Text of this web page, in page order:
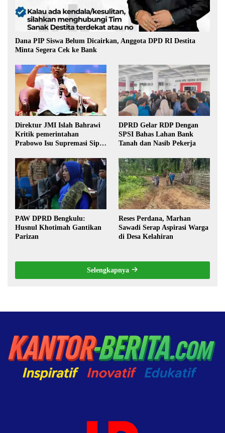
Dana PIP Siswa Belum Dicairkan, Anggota DPD RI Destita
Minta Segera Cek ke Bank
Direktur JMI Islah Bahrawi
Kritik pemerintahan
Prabowo Isu Supremasi Sipil,
Pilkada oleh DPRD
DPRD Gelar RDP Dengan
SPSI Bahas Lahan Bank
Tanah dan Nasib Pekerja
PAW DPRD Bengkulu:
Husnul Khotimah Gantikan
Parizan
Reses Perdana, Marhan
Sawadi Serap Aspirasi Warga
di Desa Kelahiran
Selengkapnya